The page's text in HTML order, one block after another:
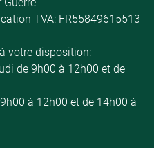
TVA: FR55849615513
votre disposition:
de 9h00 à 12h00 et de
à 12h00 et de 14h00 à